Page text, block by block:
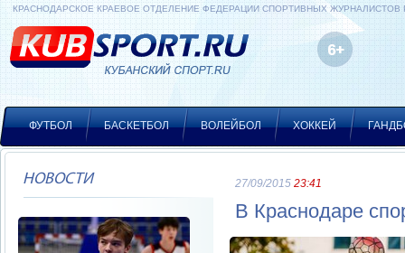
КРАСНОДАРСКОЕ КРАЕВОЕ ОТДЕЛЕНИЕ ФЕДЕРАЦИИ СПОРТИВНЫХ ЖУРНАЛИСТОВ
ФУТБОЛ БАСКЕТБОЛ ВОЛЕЙБОЛ ХОККЕЙ
НОВОСТИ 27/09/2015 23:41
В Краснодаре